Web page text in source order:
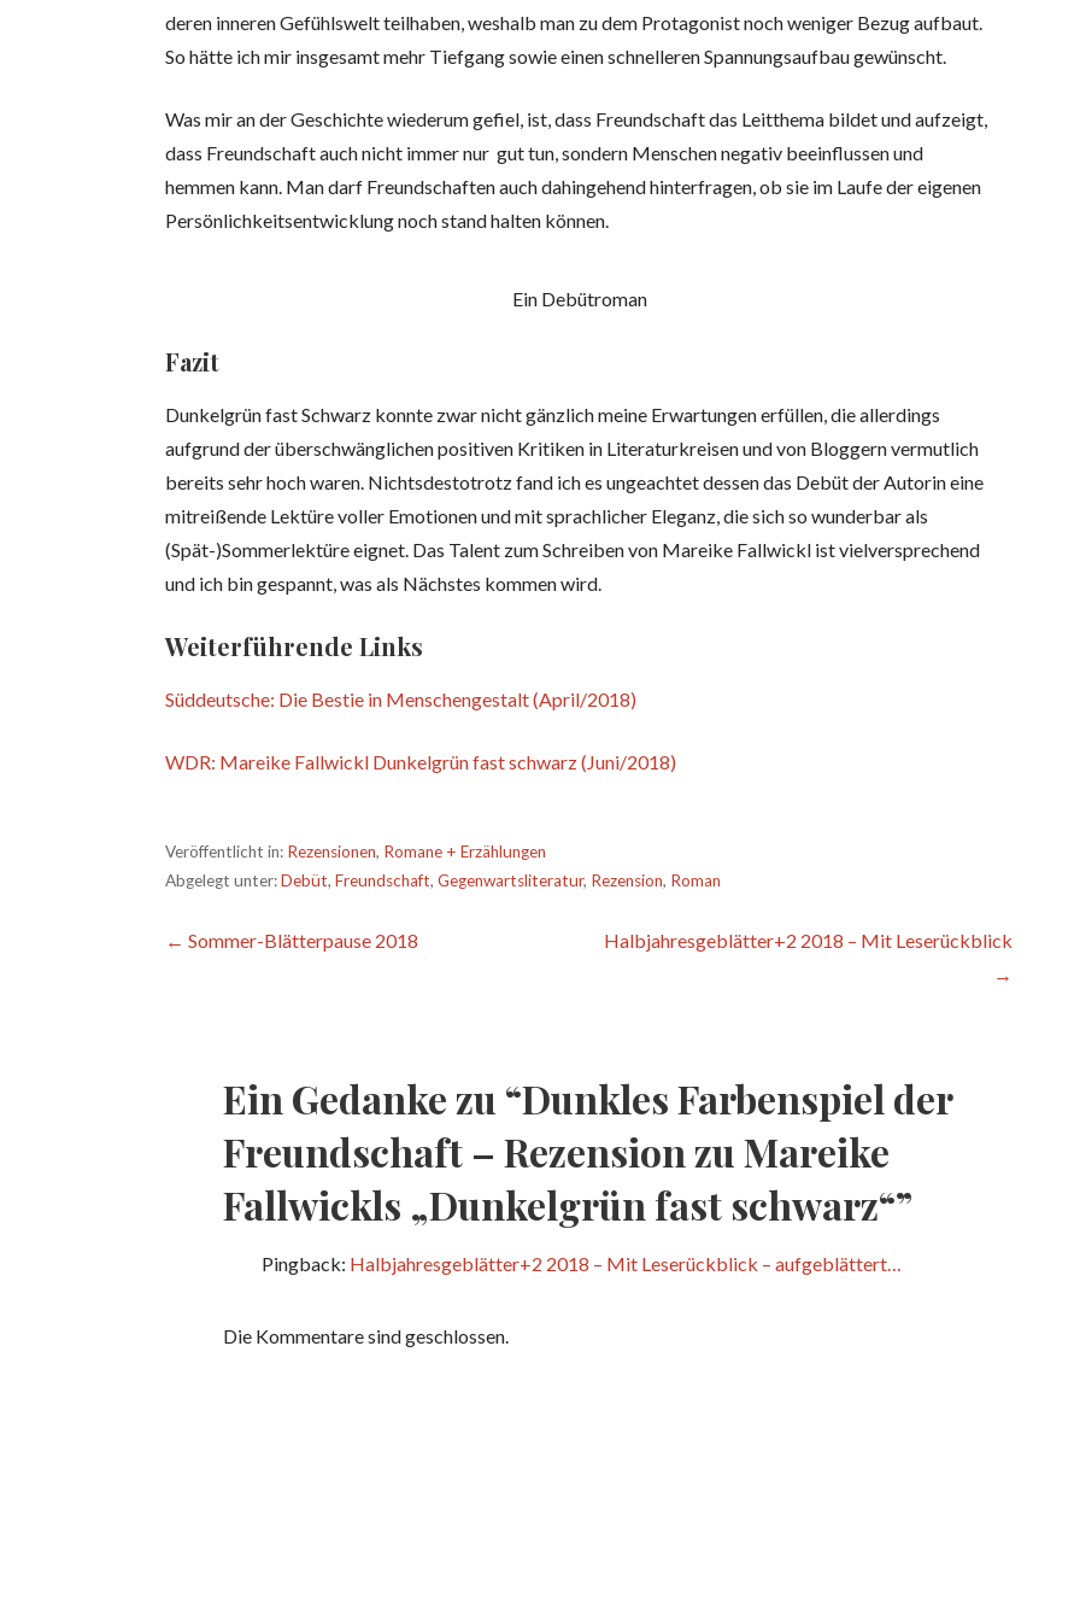
deren inneren Gefühlswelt teilhaben, weshalb man zu dem Protagonist noch weniger Bezug aufbaut.
So hätte ich mir insgesamt mehr Tiefgang sowie einen schnelleren Spannungsaufbau gewünscht.
Was mir an der Geschichte wiederum gefiel, ist, dass Freundschaft das Leitthema bildet und aufzeigt,
dass Freundschaft auch nicht immer nur gut tun, sondern Menschen negativ beeinflussen und
hemmen kann. Man darf Freundschaften auch dahingehend hinterfragen, ob sie im Laufe der eigenen
Persönlichkeitsentwicklung noch stand halten können.
Ein Debütroman
Fazit
Dunkelgrün fast Schwarz konnte zwar nicht gänzlich meine Erwartungen erfüllen, die allerdings
aufgrund der überschwänglichen positiven Kritiken in Literaturkreisen und von Bloggern vermutlich
bereits sehr hoch waren. Nichtsdestotrotz fand ich es ungeachtet dessen das Debüt der Autorin eine
mitreißende Lektüre voller Emotionen und mit sprachlicher Eleganz, die sich so wunderbar als
(Spät-)Sommerlektüre eignet. Das Talent zum Schreiben von Mareike Fallwickl ist vielversprechend
und ich bin gespannt, was als Nächstes kommen wird.
Weiterführende Links
Süddeutsche: Die Bestie in Menschengestalt (April/2018)
WDR: Mareike Fallwickl Dunkelgrün fast schwarz (Juni/2018)
Veröffentlicht in: Rezensionen, Romane + Erzählungen
Abgelegt unter:Debüt,Freundschaft,Gegenwartsliteratur, Rezension, Roman
Beitragsnavigation
← Sommer-Blätterpause 2018
Halbjahresgeblätter+2 2018 – Mit Leserückblick
→
Ein Gedanke zu “Dunkles Farbenspiel der
Freundschaft – Rezension zu Mareike
Fallwickls „Dunkelgrün fast schwarz“”
Pingback: Halbjahresgeblätter+2 2018 – Mit Leserückblick – aufgeblättert…
Die Kommentare sind geschlossen.